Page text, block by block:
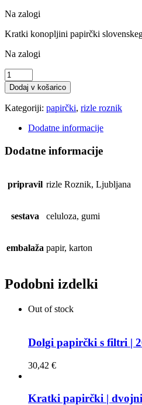
Na zalogi
Kratki konopljini papirčki
Na zalogi
Kratki
papirčki
|
dvojni,
konoplja
x
100
količina
Dodaj v košarico
Kategoriji: papirčki, rizle roznik
Dodatne informacije
Dodatne informacije
pripravil rizle Roznik, Ljubljana
sestava celuloza, gumi
embalaža papir, karton
Podobni izdelki
Out of stock
Dolgi papirčki s filtri |
30,42 €
Kratki papirčki |